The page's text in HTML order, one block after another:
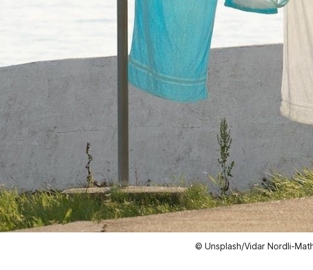
© Unsplash/Vidar Nordli-